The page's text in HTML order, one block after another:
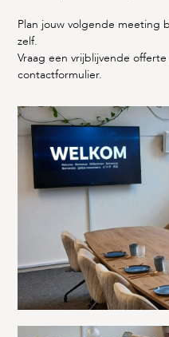
Plan jouw volgende meeting
zelf.
Vraag een vrijblijvende
contactformulier.